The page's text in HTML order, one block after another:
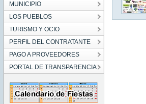
MUNICIPIO
LOS PUEBLOS
TURISMO Y OCIO
PERFIL DEL CONTRATANTE
PAGO A PROVEEDORES
PORTAL DE TRANSPARENCIA